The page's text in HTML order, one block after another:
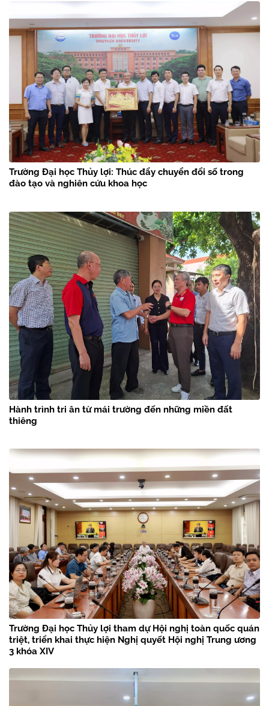
Trường Đại học Thủy lợi: Thúc đẩy chuyển đổi số trong
đào tạo và nghiên cứu khoa học
Hành trình tri ân từ mái trường đến những miền đất
thiêng
Trường Đại học Thủy lợi tham dự Hội nghị toàn quốc quán
triệt, triển khai thực hiện Nghị quyết Hội nghị Trung ương
3 khóa XIV